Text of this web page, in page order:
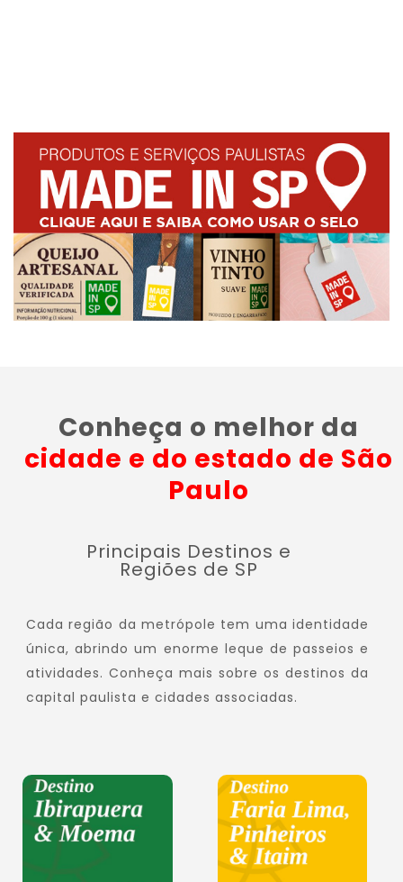
Conheça o melhor da
cidade e do estado de São
Paulo
Principais Destinos e
Regiões de SP
Cada região da metrópole tem uma identidade
única, abrindo um enorme leque de passeios e
atividades. Conheça mais sobre os destinos da
capital paulista e cidades associadas.